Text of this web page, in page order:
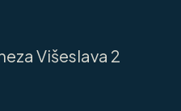
Višeslava 2